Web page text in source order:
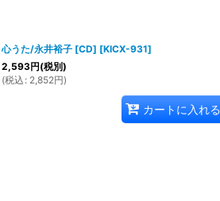
心うた/永井裕子 [CD] [KICX-931]
2,593円(税別)
(税込 : 2,852円)
カートに入れる